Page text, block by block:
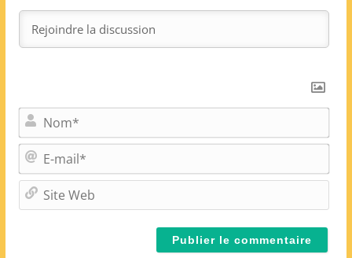
o
m
*-
m
i